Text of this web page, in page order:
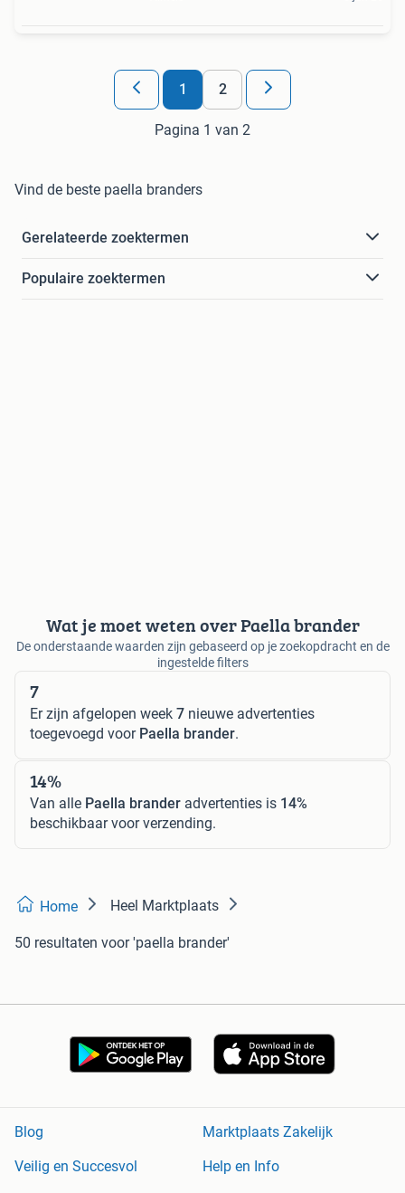
1 2
Pagina 1 van 2
Vind de beste paella branders
Gerelateerde zoektermen
Populaire zoektermen
Wat je moet weten over Paella brander
De onderstaande waarden zijn gebaseerd op je zoekopdracht en de
ingestelde filters
7
Er zijn afgelopen week 7 nieuwe advertenties
toegevoegd voor Paella brander.
14%
Van alle Paella brander advertenties is 14%
beschikbaar voor verzending.
Home Heel Marktplaats
50 resultaten voor 'paella brander'
Blog
Marktplaats Zakelijk
Veilig en Succesvol
Help en Info